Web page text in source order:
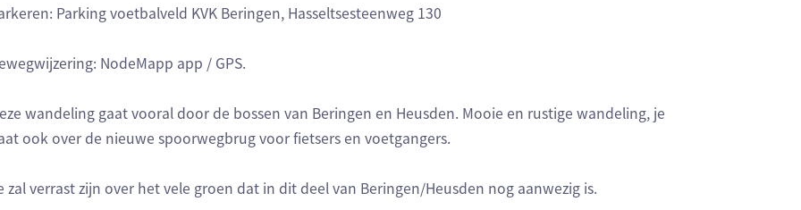
Parking voetbalveld KVK Beringen, Hasseltsesteenweg 130
NodeMapp app / GPS.
wandeling gaat vooral door de bossen van Beringen en Heusden. Mooie en rustige wandeling, je
ook over de nieuwe spoorwegbrug voor fietsers en voetgangers.
zal verrast zijn over het vele groen dat in dit deel van Beringen/Heusden nog aanwezig is.